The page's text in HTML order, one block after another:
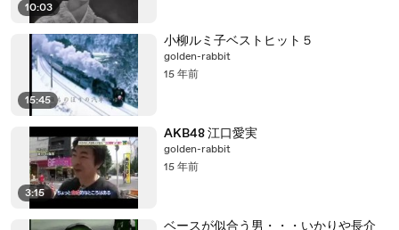
10:03
15:45
小柳ルミ子ベストヒット５
golden-rabbit
15 年前
3:15
AKB48 江口愛実
golden-rabbit
15 年前
ベースが似合う男・・・いかりや長介